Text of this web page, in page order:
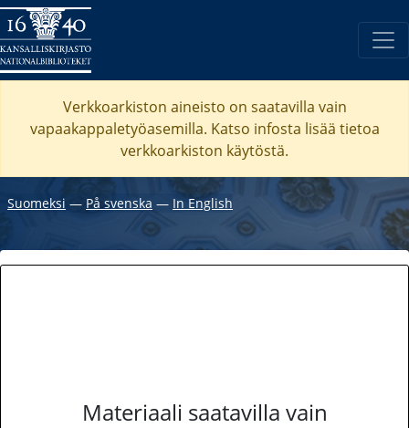
Verkkoarkiston aineisto on saatavilla vain
vapaakappaletyöasemilla. Katso infosta lisää tietoa
verkkoarkiston käytöstä.
Suomeksi ― På svenska ― In English
Materiaali saatavilla vain